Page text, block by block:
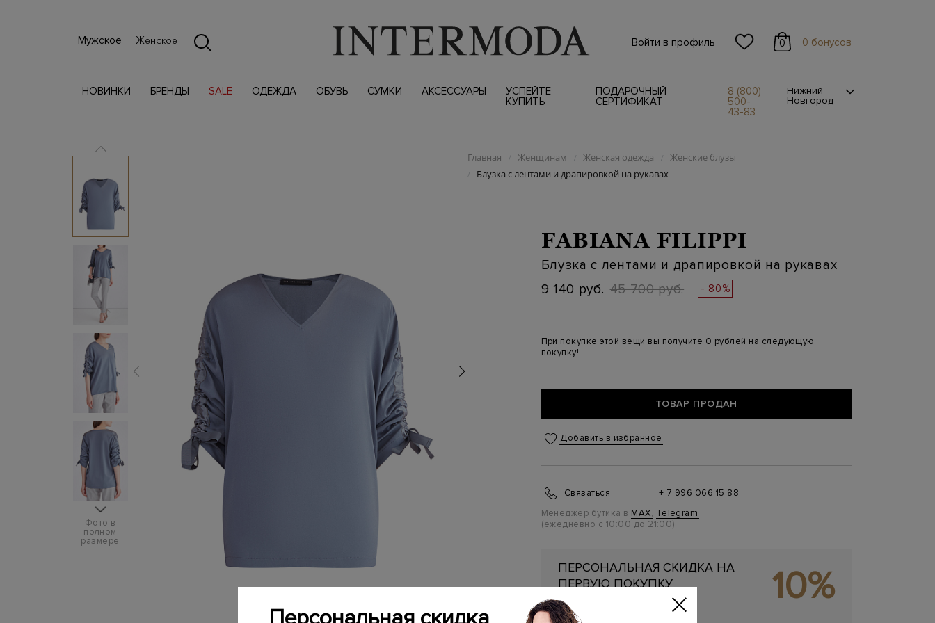
Мужское Женское Войти в профиль 0 0 бонусов
НОВИНКИ БРЕНДЫ SALE ОДЕЖДА ОБУВЬ СУМКИ АКСЕССУАРЫ
УСПЕЙТЕ
КУПИТЬ
ПОДАРОЧНЫЙ
СЕРТИФИКАТ
8 (800)
500-
43-83
Нижний
Новгород
Фото в
полном
размере
Главная / Женщинам / Женская одежда / Женские блузы
/ Блузка с лентами и драпировкой на рукавах
FABIANA FILIPPI
Блузка с лентами и драпировкой на рукавах
9 140 руб. 45 700 руб. - 80%
При покупке этой вещи вы получите 0 рублей на следующую
покупку!
ТОВАР ПРОДАН
Добавить в избранное
Связаться
+ 7 996 066 15 88
Менеджер бутика в MAX, Telegram
(ежедневно с 10:00 до 21:00)
ПЕРСОНАЛЬНАЯ СКИДКА НА
ПЕРВУЮ ПОКУПКУ
Подробнее 10%